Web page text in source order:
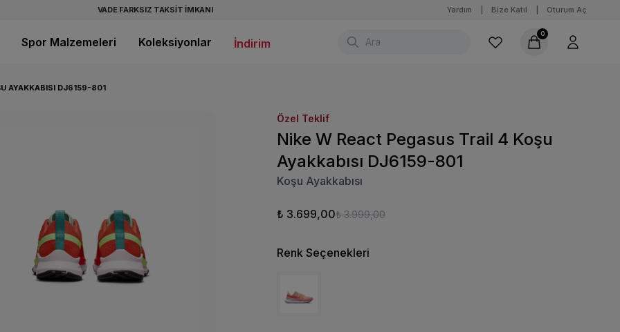
VADE FARKSIZ TAKSİT İMKANI Yardım Bize Katıl Oturum Aç
Spor Malzemeleri Koleksiyonlar İndirim
0
AYAKKABISI DJ6159-801
Özel Teklif
Nike W React Pegasus Trail 4 Koşu
Ayakkabısı DJ6159-801
Koşu Ayakkabısı
₺ 3.699,00₺ 3.999,00
Renk Seçenekleri